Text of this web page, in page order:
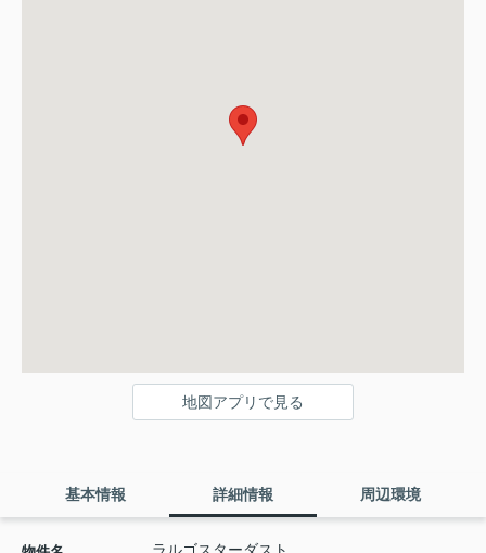
地図アプリで見る
基本情報 詳細情報 周辺環境
ラルゴスターダスト